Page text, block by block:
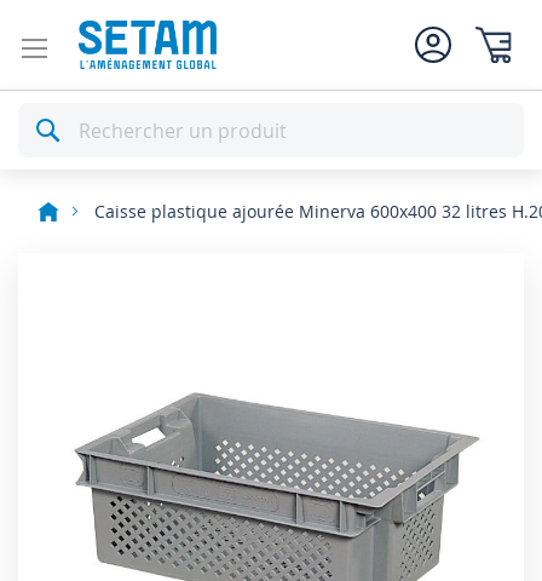
Rechercher
Caisse plastique ajourée Minerva 600x400 32 litres